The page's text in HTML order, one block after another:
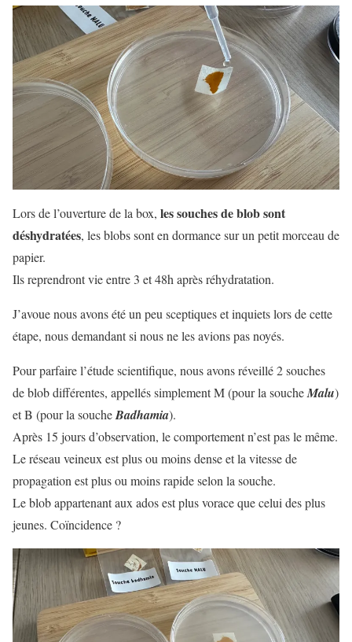
Lors de l’ouverture de la box, les souches de blob sont
déshydratées, les blobs sont en dormance sur un petit morceau de
papier.
Ils reprendront vie entre 3 et 48h après réhydratation.
J’avoue nous avons été un peu sceptiques et inquiets lors de cette
étape, nous demandant si nous ne les avions pas noyés.
Pour parfaire l’étude scientifique, nous avons réveillé 2 souches
de blob différentes, appellés simplement M (pour la soucheMalu)
et B (pour la soucheBadhamia).
Après 15 jours d’observation, le comportement n’est pas le même.
Le réseau veineux est plus ou moins dense et la vitesse de
propagation est plus ou moins rapide selon la souche.
Le blob appartenant aux ados est plus vorace que celui des plus
jeunes. Coïncidence ?